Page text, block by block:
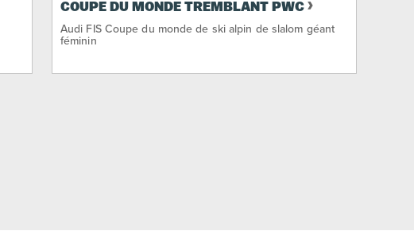
COUPE DU MONDE TREMBLANT PWC
Audi FIS Coupe du monde de ski alpin de slalom géant
féminin